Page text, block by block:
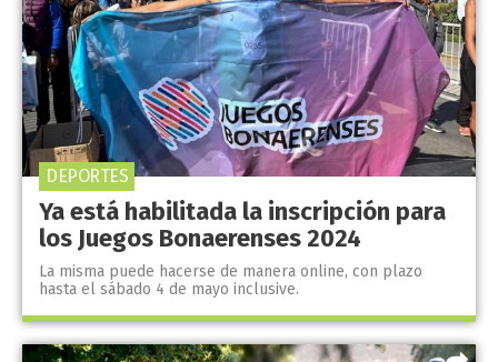
Ya está habilitada la inscripción para
los Juegos Bonaerenses 2024
La misma puede hacerse de manera online, con plazo
hasta el sábado 4 de mayo inclusive.
DEPORTES